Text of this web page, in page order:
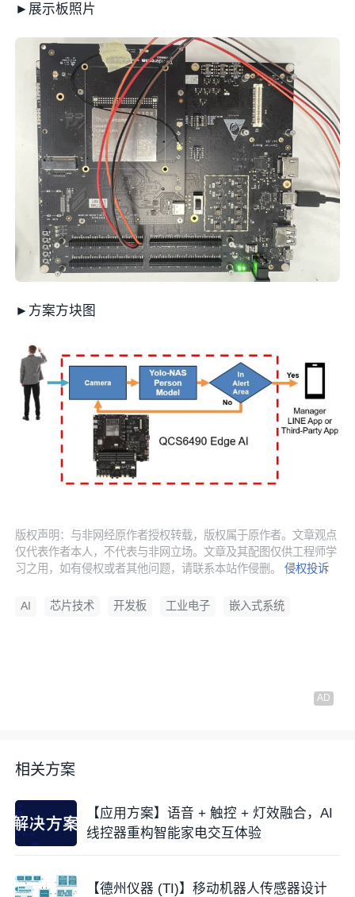
►展示板照片
►方案方块图
版权声明：与非网经原作者授权转载，版权属于原作者。文章观点
仅代表作者本人，不代表与非网立场。文章及其配图仅供工程师学
习之用，如有侵权或者其他问题，请联系本站作侵删。侵权投诉
AI 芯片技术 开发板 工业电子 嵌入式系统
相关方案
【应用方案】语音 + 触控 + 灯效融合，AI
线控器重构智能家电交互体验
【德州仪器 (TI)】移动机器人传感器设计